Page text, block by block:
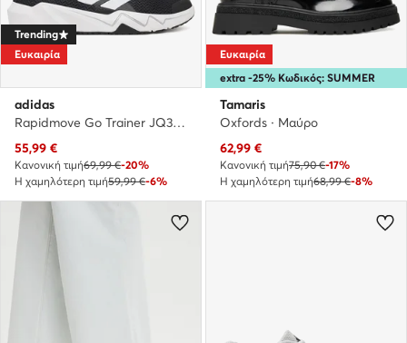
Trending
Ευκαιρία
adidas
Rapidmove Go Trainer JQ3953 · Παπούτσια για Γυμναστήριο
Τρέχουσα τιμή
55,99 €
Κανονική τιμή69,99 €-20%
Η χαμηλότερη τιμή59,99 €-6%
extra -25% Κωδικός: SUMMER
Ευκαιρία
Tamaris
Oxfords · Μαύρο
Τρέχουσα τιμή
62,99 €
Κανονική τιμή75,90 €-17%
Η χαμηλότερη τιμή68,99 €-8%